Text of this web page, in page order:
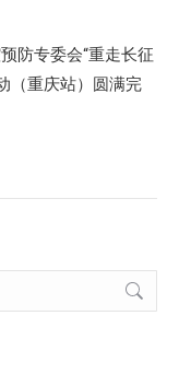
防专委会“重走长征
（重庆站）圆满完